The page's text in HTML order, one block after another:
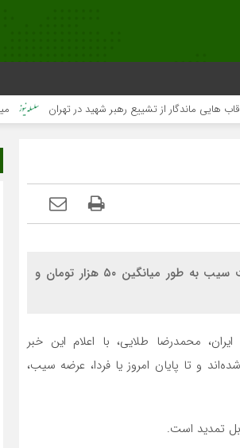
ماندگار از تشییع رهبر شهید در تهران
توزیع میوه شب عید با هدف تنظیم بازار تا ۱۵ فروردین ادامه دارد. قیمت سیب به طور میانگین ۵۰ هزار تومان و
محمدرضا طلایی، با اعلام این خبر
در سراسر کشور فعال شده‌اند و تا پایان امروز یا فردا، عرضه سیب،